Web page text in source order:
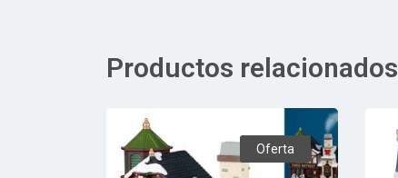
Productos relacionados
Oferta